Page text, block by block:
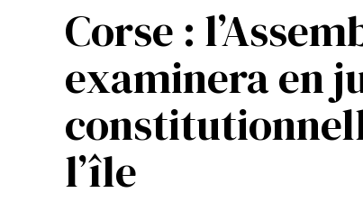
Corse :
examinera en
l’île